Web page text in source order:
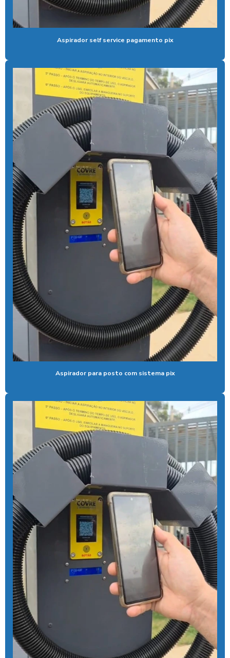
Calibrador de pneus com pagamento via pix
Coagulante orgânico
Coagulante orgânico tanino
Contador de banhos
Controlador de banho
Controlador de banho digital
Controlador de banho com ficha
Controlador de banho com moedas
Controlador de banho com pix
Controlador de chuveiro
Controlador de chuveiro com pix
Controlador de ducha para quiosque
Controlador de tempo de banho
Controlador de tempo chuveiro
Desengraxante alcalino biodegradavel
Detergente para lavar caminhões
Ducha automatica para carros
Ducha automotiva
Ducha azul para carros
Ducha azul lava rápido
Ducha azul maquina
Ducha azul preço
Ducha rapida para carros
Economizador de banho para postos
Economizador de banho para quiosques de praia
Emoliente alcalino
Equipamento para higienização de carros
Equipamento de lavagem automotiva
Equipamento para lavagem de onibus
Equipamento de limpeza de colheitadeiras
Equipamento de limpeza manual de caminhão
Aspirador self service pagamento pix
Aspirador para posto com sistema pix